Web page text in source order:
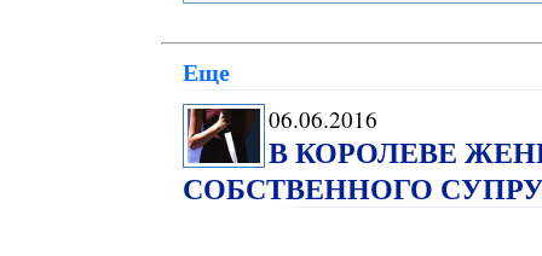
Еще
06.06.2016
В КОРОЛЕВЕ
СОБСТВЕННОГО